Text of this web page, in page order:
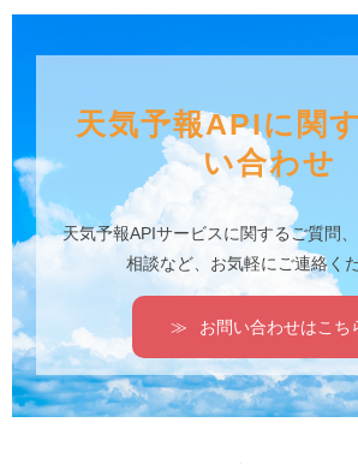
天気予報APIに関
い合わせ
天気予報APIサービスに関するご質問
相談など、お気軽にご連絡くだ
お問い合わせはこち